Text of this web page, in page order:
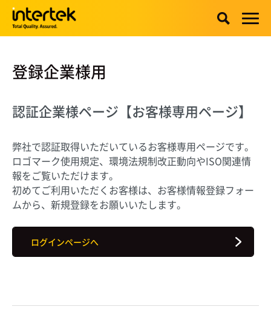
登録企業様用
認証企業様ページ 【お客様専用ページ】
弊社で認証取得いただいているお客様専用ページです。
ロゴマーク使用規定、環境法規制改正動向やISO関連情
報をご覧いただけます。
初めてご利用いただくお客様は、お客様情報登録フォー
ムから、新規登録をお願いいたします。
ログインページへ